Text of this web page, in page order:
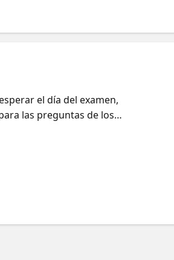
el día del examen,
las preguntas de los